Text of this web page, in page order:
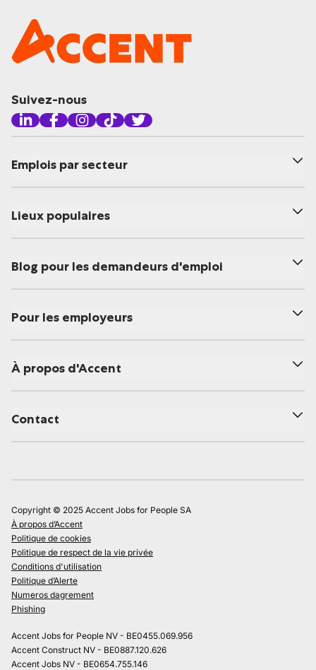
Suivez-nous
Emplois par secteur
Lieux populaires
Blog pour les demandeurs d'emploi
Pour les employeurs
À propos d'Accent
Contact
Copyright © 2025 Accent Jobs for People SA
À propos d’Accent
Politique de cookies
Politique de respect de la vie privée
Conditions d'utilisation
Politique d’Alerte
Numeros dagrement
Phishing
Accent Jobs for People NV - BE0455.069.956
Accent Construct NV - BE0887.120.626
Accent Jobs NV - BE0654.755.146